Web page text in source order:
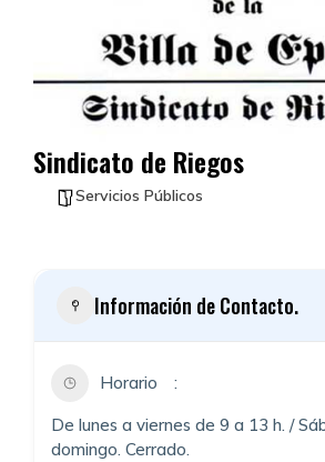
Sindicato de Riegos
Servicios Públicos
Información de Contacto.
Horario
De lunes a viernes de 9 a 13 h. /
domingo. Cerrado.